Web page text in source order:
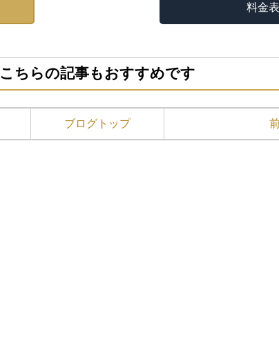
料金表
こちらの記事もおすすめです
ブログトップ